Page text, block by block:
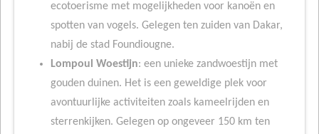
ecotoerisme met mogelijkheden voor kanoën en
spotten van vogels. Gelegen ten zuiden van Dakar,
nabij de stad Foundiougne.
Lompoul Woestijn: een unieke zandwoestijn met
gouden duinen. Het is een geweldige plek voor
avontuurlijke activiteiten zoals kameelrijden en
sterrenkijken. Gelegen op ongeveer 150 km ten